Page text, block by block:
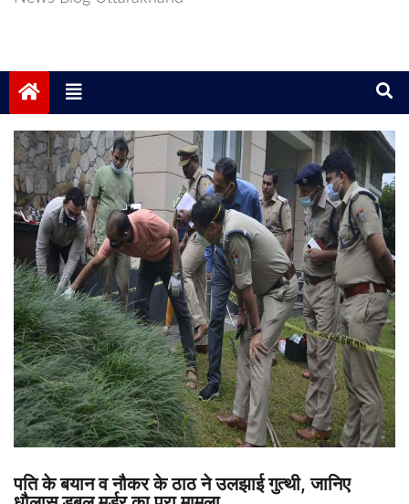
पति के बयान व नौकर के ठाठ ने उलझाई गुत्थी, जानिए